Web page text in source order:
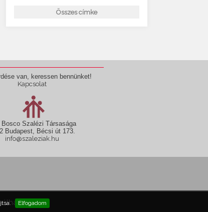
Elfogadom
Összes címke
van, keressen bennünket!
Kapcsolat
Bosco Szalézi Társasága
Budapest, Bécsi út 173.
info@szaleziak.hu
fel!